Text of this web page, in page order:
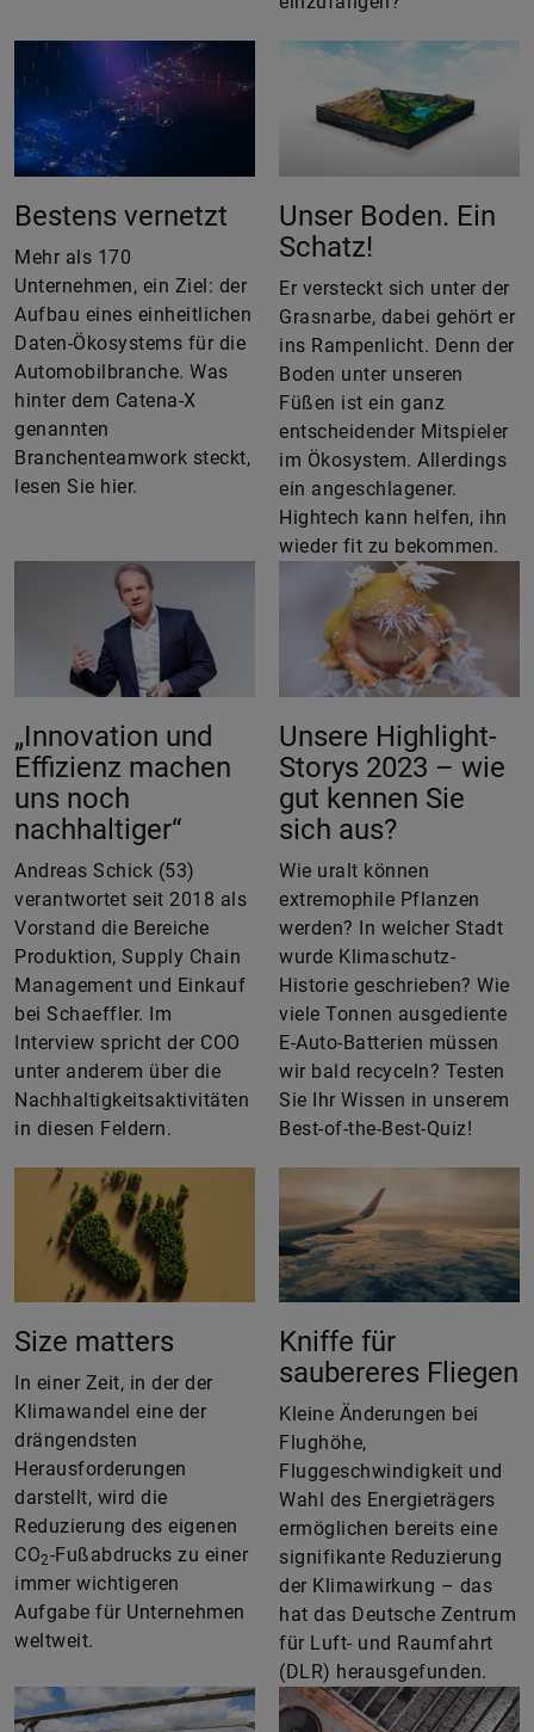
Bestens vernetzt
Mehr als 170
Unternehmen, ein Ziel: der
Aufbau eines einheitlichen
Daten-Ökosystems für die
Automobilbranche. Was
hinter dem Catena-X
genannten
Branchenteamwork steckt,
lesen Sie hier.
Unser Boden. Ein
Schatz!
Er versteckt sich unter der
Grasnarbe, dabei gehört er
ins Rampenlicht. Denn der
Boden unter unseren
Füßen ist ein ganz
entscheidender Mitspieler
im Ökosystem. Allerdings
ein angeschlagener.
Hightech kann helfen, ihn
wieder fit zu bekommen.
„Innovation und
Effizienz machen
uns noch
nachhaltiger“
Andreas Schick (53)
verantwortet seit 2018 als
Vorstand die Bereiche
Produktion, Supply Chain
Management und Einkauf
bei Schaeffler. Im
Interview spricht der COO
unter anderem über die
Nachhaltigkeitsaktivitäten
in diesen Feldern.
Unsere Highlight-
Storys 2023 – wie
gut kennen Sie
sich aus?
Wie uralt können
extremophile Pflanzen
werden? In welcher Stadt
wurde Klimaschutz-
Historie geschrieben? Wie
viele Tonnen ausgediente
E-Auto-Batterien müssen
wir bald recyceln? Testen
Sie Ihr Wissen in unserem
Best-of-the-Best-Quiz!
Size matters
In einer Zeit, in der der
Klimawandel eine der
drängendsten
Herausforderungen
darstellt, wird die
Reduzierung des eigenen
CO2-Fußabdrucks zu einer
immer wichtigeren
Aufgabe für Unternehmen
weltweit.
Kniffe für
saubereres Fliegen
Kleine Änderungen bei
Flughöhe,
Fluggeschwindigkeit und
Wahl des Energieträgers
ermöglichen bereits eine
signifikante Reduzierung
der Klimawirkung – das
hat das Deutsche Zentrum
für Luft- und Raumfahrt
(DLR) herausgefunden.